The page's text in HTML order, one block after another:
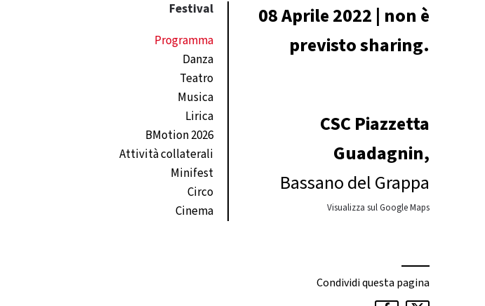
Festival
Programma
Danza
Teatro
Musica
Lirica
BMotion 2026
Attività collaterali
Minifest
Circo
Cinema
08 Aprile 2022 | non è
previsto sharing.
CSC Piazzetta
Guadagnin,
Bassano del Grappa
Visualizza sul Google Maps
Condividi questa pagina